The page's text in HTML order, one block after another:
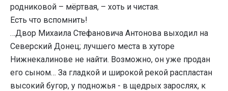
родниковой – мёртвая, – хоть и чистая.
Есть что вспомнить!
…Двор Михаила Стефановича Антонова выходил на
Северский Донец; лучшего места в хуторе
Нижнекалинове не найти. Возможно, он уже продан
его сыном… За гладкой и широкой рекой распластан
высокий бугор, у подножья - в щедрых зарослях, к